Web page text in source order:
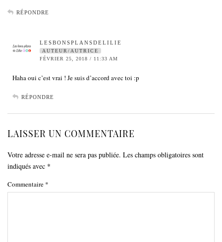
RÉPONDRE
LESBONSPLANSDELILIE
AUTEUR/AUTRICE
FÉVRIER 25, 2018 / 11:33 AM
Haha oui c’est vrai ! Je suis d’accord avec toi :p
RÉPONDRE
LAISSER UN COMMENTAIRE
Votre adresse e-mail ne sera pas publiée. Les champs obligatoires sont
indiqués avec *
Commentaire *